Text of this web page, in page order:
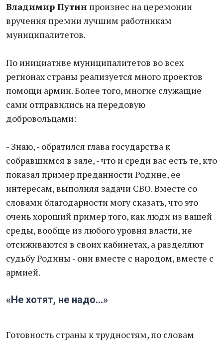
Владимир Путин произнес на церемонии
вручения премии лучшим работникам
муниципалитетов.
По инициативе муниципалитетов во всех
регионах страны реализуется много проектов
помощи армии. Более того, многие служащие
сами отправились на передовую
добровольцами:
- Знаю, - обратился глава государства к
собравшимся в зале, - что и среди вас есть те, кто
показал пример преданности Родине, ее
интересам, выполняя задачи СВО. Вместе со
словами благодарности могу сказать, что это
очень хороший пример того, как люди из вашей
среды, вообще из любого уровня власти, не
отсиживаются в своих кабинетах, а разделяют
судьбу Родины - они вместе с народом, вместе с
армией.
«Не хотят, не надо…»
Готовность страны к трудностям, по словам